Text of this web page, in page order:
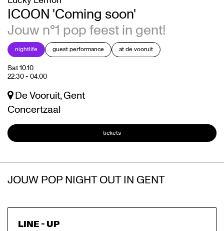
ICOON 'Coming soon'
Jouw n°1 pop feest in gent!
nightlife guest performance at de vooruit
Sat 10.10
22:30- 04:00
De Vooruit, Gent
Concertzaal
tickets
JOUW POP NIGHT OUT IN GENT
LINE - UP